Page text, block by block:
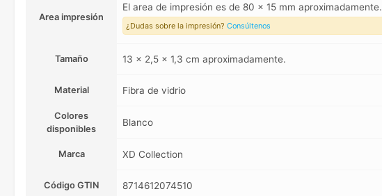
Area impresión
El area de impresión es de 80 x 15 mm aproximadamente.
¿Dudas sobre la impresión? Consúltenos
Tamaño 13 x 2,5 x 1,3 cm aproximadamente.
Material Fibra de vidrio
Colores
disponibles
Blanco
Marca XD Collection
Código GTIN 8714612074510